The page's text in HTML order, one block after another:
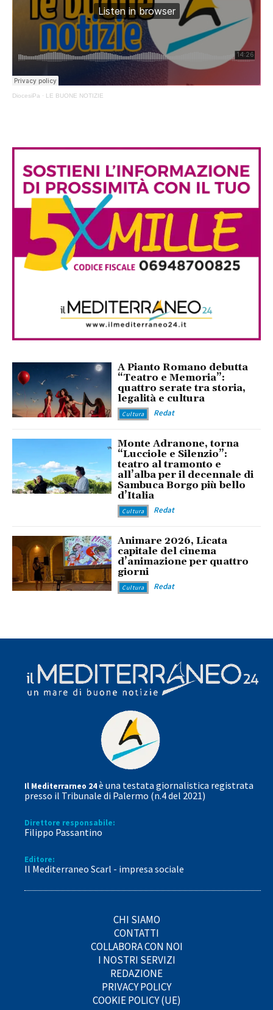
DiocesiPa · LE BUONE NOTIZIE
A Pianto Romano debutta
“Teatro e Memoria”:
quattro serate tra storia,
legalità e cultura
Cultura Redat
Monte Adranone, torna
“Lucciole e Silenzio”:
teatro al tramonto e
all’alba per il decennale di
Sambuca Borgo più bello
d’Italia
Cultura Redat
Animare 2026, Licata
capitale del cinema
d’animazione per quattro
giorni
Cultura Redat
Il Mediterrarneo 24è una testata giornalistica registrata
presso il Tribunale di Palermo (n.4 del 2021)
Direttore responsabile:
Filippo Passantino
Editore:
Il Mediterraneo Scarl - impresa sociale
CHI SIAMO
CONTATTI
COLLABORA CON NOI
I NOSTRI SERVIZI
REDAZIONE
PRIVACY POLICY
COOKIE POLICY (UE)